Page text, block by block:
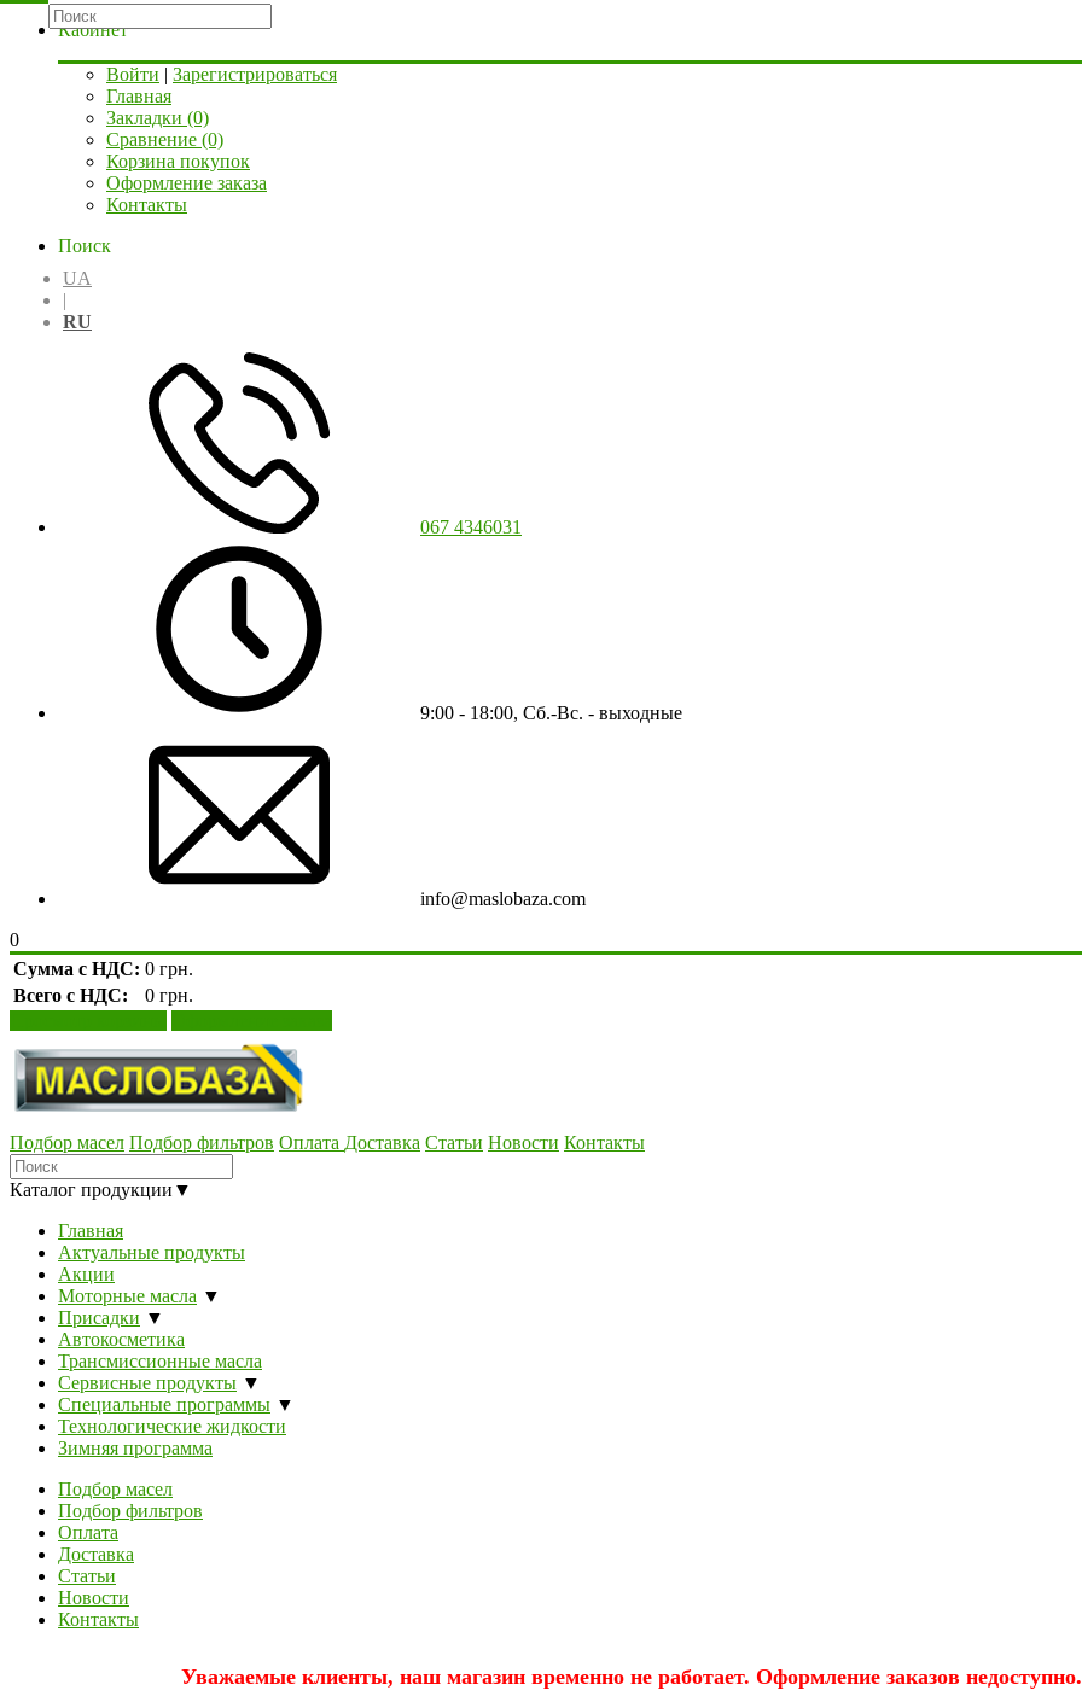
Кабинет
Войти | Зарегистрироваться
Главная
Закладки (0)
Сравнение (0)
Корзина покупок
Оформление заказа
Контакты
Поиск
UA
|
RU
067 4346031
9:00 - 18:00, Сб.-Вс. - выходные
info@maslobaza.com
0
Сумма с НДС: 0 грн.
Всего с НДС:
0 грн.
Подбор масел Подбор фильтров Оплата Доставка Статьи Новости Контакты
Каталог продукции ▼
Главная
Актуальные продукты
Акции
Моторные масла ▼
Присадки ▼
Автокосметика
Трансмиссионные масла
Сервисные продукты ▼
Специальные программы ▼
Технологические жидкости
Зимняя программа
Подбор масел
Подбор фильтров
Оплата
Доставка
Статьи
Новости
Контакты
Уважаемые клиенты, наш магазин временно не работает. Оформление заказов